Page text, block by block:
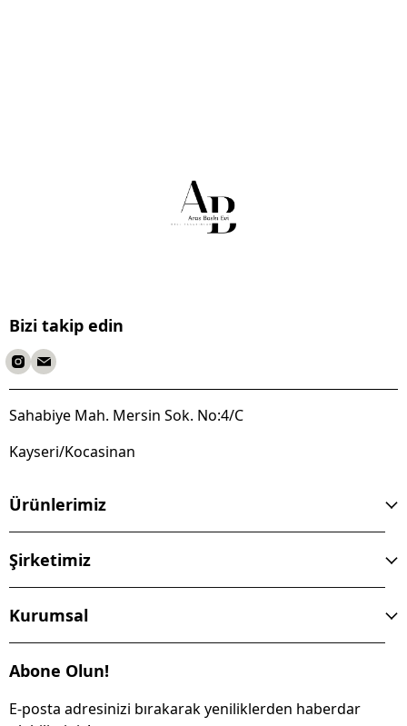
Bizi takip edin
Sahabiye Mah. Mersin Sok. No:4/C
Kayseri/Kocasinan
Ürünlerimiz
Şirketimiz
Kurumsal
Abone Olun!
E-posta adresinizi bırakarak yeniliklerden haberdar